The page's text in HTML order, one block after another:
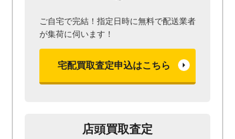
ご自宅で完結！指定日時に無料で配送業者
が集荷に伺います！
宅配買取査定申込はこちら
店頭買取査定